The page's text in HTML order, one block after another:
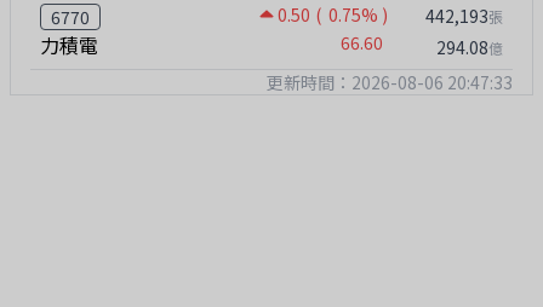
6770 0.50 ( 0.75% )
力積電 66.60
442,193張
294.08億
更新時間：2026-08-06 20:47:33